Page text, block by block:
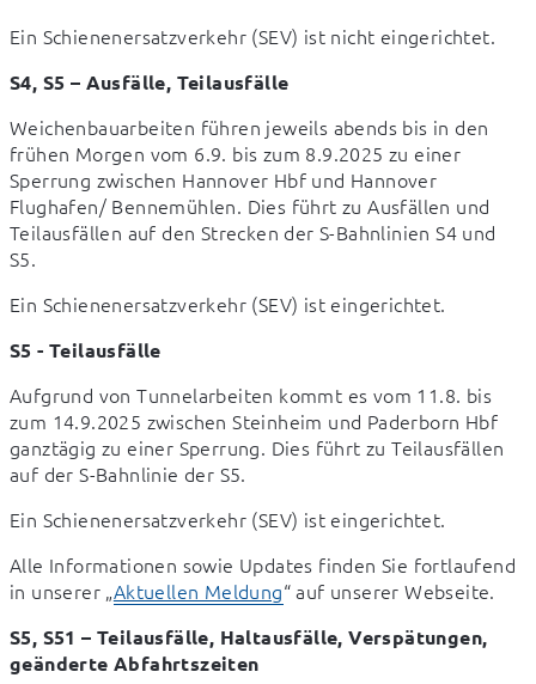
Ein Schienenersatzverkehr (SEV) ist nicht eingerichtet.
S4, S5 – Ausfälle, Teilausfälle
Weichenbauarbeiten führen jeweils abends bis in den
frühen Morgen vom 6.9. bis zum 8.9.2025 zu einer
Sperrung zwischen Hannover Hbf und Hannover
Flughafen/ Bennemühlen. Dies führt zu Ausfällen und
Teilausfällen auf den Strecken der S-Bahnlinien S4 und
S5.
Ein Schienenersatzverkehr (SEV) ist eingerichtet.
S5 - Teilausfälle
Aufgrund von Tunnelarbeiten kommt es vom 11.8. bis
zum 14.9.2025 zwischen Steinheim und Paderborn Hbf
ganztägig zu einer Sperrung. Dies führt zu Teilausfällen
auf der S-Bahnlinie der S5.
Ein Schienenersatzverkehr (SEV) ist eingerichtet.
Alle Informationen sowie Updates finden Sie fortlaufend
in unserer „Aktuellen Meldung“ auf unserer Webseite.
S5, S51 – Teilausfälle, Haltausfälle, Verspätungen,
geänderte Abfahrtszeiten